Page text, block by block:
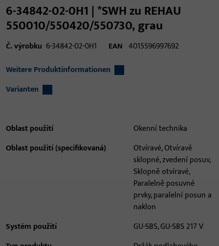
6-34842-02-0H1 | *SWH zu REHAU
550010/550420/550730, grau
Č. výrobku 6-34842-02-0H1 EAN 4015596997692
Weitere Produktinformationen
Varianten
Oblast použití
Okenní technika
Oblast použití (specifikovaná)
Otvíravé, Otvíravě
sklopné, zvedení posuv,
Sklopně otvíravé,
Paralelně posuvné
prvky, paralelní posun a
naklon
Systém použití
GU-SBS, GU-SBS 217 V